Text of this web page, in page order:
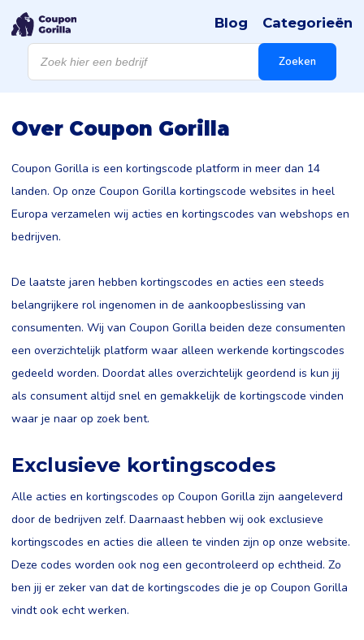
Products
search Zoeken
Blog Categorieën
Over Coupon Gorilla
Coupon Gorilla is een kortingscode platform in meer dan 14
landen. Op onze Coupon Gorilla kortingscode websites in heel
Europa verzamelen wij acties en kortingscodes van webshops en
bedrijven.
De laatste jaren hebben kortingscodes en acties een steeds
belangrijkere rol ingenomen in de aankoopbeslissing van
consumenten. Wij van Coupon Gorilla beiden deze consumenten
een overzichtelijk platform waar alleen werkende kortingscodes
gedeeld worden. Doordat alles overzichtelijk geordend is kun jij
als consument altijd snel en gemakkelijk de kortingscode vinden
waar je naar op zoek bent.
Exclusieve kortingscodes
Alle acties en kortingscodes op Coupon Gorilla zijn aangeleverd
door de bedrijven zelf. Daarnaast hebben wij ook exclusieve
kortingscodes en acties die alleen te vinden zijn op onze website.
Deze codes worden ook nog een gecontroleerd op echtheid. Zo
ben jij er zeker van dat de kortingscodes die je op Coupon Gorilla
vindt ook echt werken.